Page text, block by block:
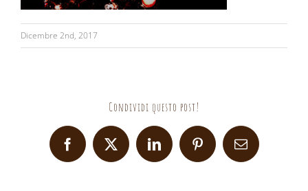
Dicembre 2nd, 2017
Condividi questo post!
Facebook
X LinkedInPinterestEmail